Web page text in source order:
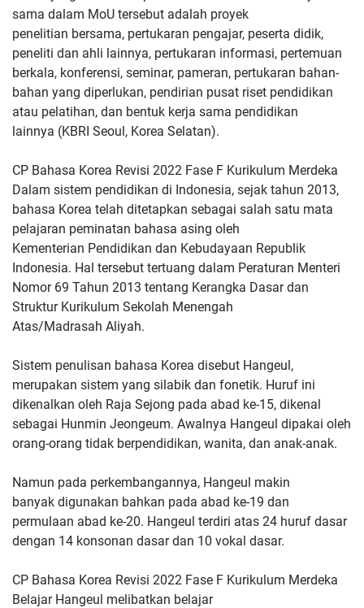
sama dalam MoU tersebut adalah proyek
penelitian bersama, pertukaran pengajar, peserta didik,
peneliti dan ahli lainnya, pertukaran informasi, pertemuan
berkala, konferensi, seminar, pameran, pertukaran bahan-
bahan yang diperlukan, pendirian pusat riset pendidikan
atau pelatihan, dan bentuk kerja sama pendidikan
lainnya (KBRI Seoul, Korea Selatan).
CP Bahasa Korea Revisi 2022 Fase F Kurikulum Merdeka
Dalam sistem pendidikan di Indonesia, sejak tahun 2013,
bahasa Korea telah ditetapkan sebagai salah satu mata
pelajaran peminatan bahasa asing oleh
Kementerian Pendidikan dan Kebudayaan Republik
Indonesia. Hal tersebut tertuang dalam Peraturan Menteri
Nomor 69 Tahun 2013 tentang Kerangka Dasar dan
Struktur Kurikulum Sekolah Menengah
Atas/Madrasah Aliyah.
Sistem penulisan bahasa Korea disebut Hangeul,
merupakan sistem yang silabik dan fonetik. Huruf ini
dikenalkan oleh Raja Sejong pada abad ke-15, dikenal
sebagai Hunmin Jeongeum. Awalnya Hangeul dipakai oleh
orang-orang tidak berpendidikan, wanita, dan anak-anak.
Namun pada perkembangannya, Hangeul makin
banyak digunakan bahkan pada abad ke-19 dan
permulaan abad ke-20. Hangeul terdiri atas 24 huruf dasar
dengan 14 konsonan dasar dan 10 vokal dasar.
CP Bahasa Korea Revisi 2022 Fase F Kurikulum Merdeka
Belajar Hangeul melibatkan belajar